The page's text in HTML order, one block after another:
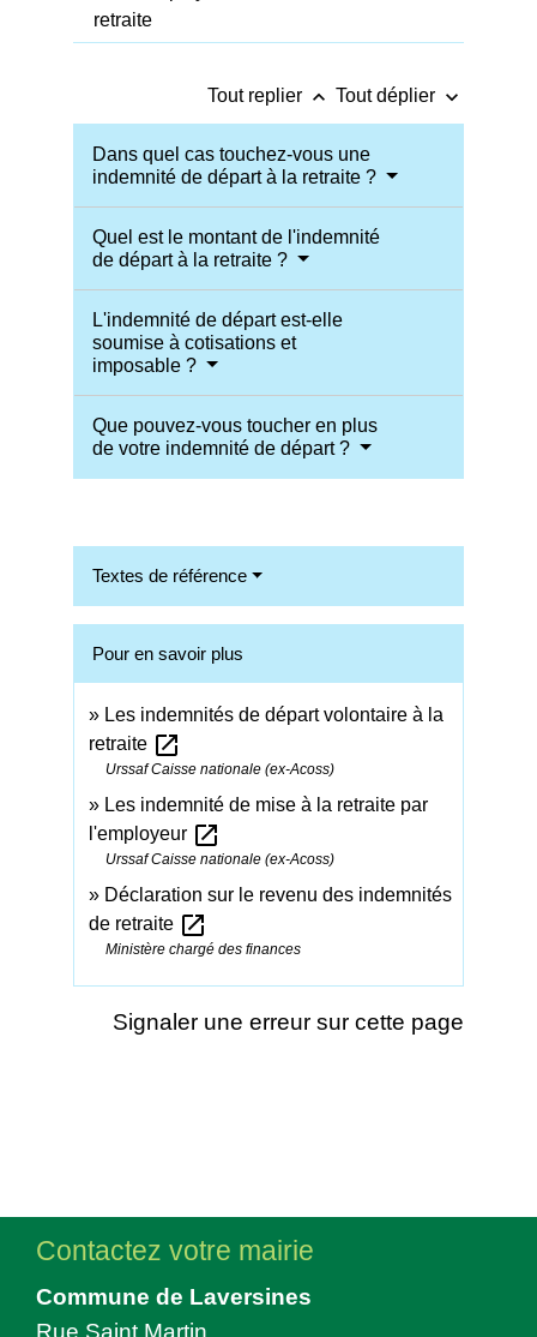
retraite
Tout replier keyboard_arrow_up Tout déplier keyboard_arrow_down
Dans quel cas touchez-vous une
indemnité de départ à la retraite ?
Quel est le montant de l'indemnité
de départ à la retraite ?
L'indemnité de départ est-elle
soumise à cotisations et
imposable ?
Que pouvez-vous toucher en plus
de votre indemnité de départ ?
Textes de référence
Pour en savoir plus
Les indemnités de départ volontaire à la
retraite open_in_new
Urssaf Caisse nationale (ex-Acoss)
Les indemnité de mise à la retraite par
l'employeur open_in_new
Urssaf Caisse nationale (ex-Acoss)
Déclaration sur le revenu des indemnités
de retraite open_in_new
Ministère chargé des finances
Signaler une erreur sur cette page
Contactez votre mairie
Commune de Laversines
Rue Saint Martin